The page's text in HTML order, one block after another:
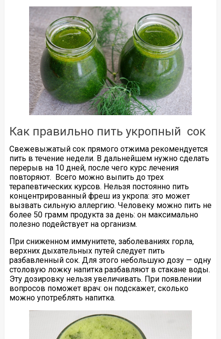
Как правильно пить укропный сок
Свежевыжатый сок прямого отжима рекомендуется
пить в течение недели. В дальнейшем нужно сделать
перерыв на 10 дней, после чего курс лечения
повторяют. Всего можно выпить до трех
терапевтических курсов. Нельзя постоянно пить
концентрированный фреш из укропа: это может
вызвать сильную аллергию. Человеку можно пить не
более 50 грамм продукта за день: он максимально
полезно подействует на организм.
При сниженном иммунитете, заболеваниях горла,
верхних дыхательных путей следует пить
разбавленный сок. Для этого небольшую дозу — одну
столовую ложку напитка разбавляют в стакане воды.
Эту дозировку нельзя увеличивать. При появлении
вопросов поможет врач: он подскажет, сколько
можно употреблять напитка.